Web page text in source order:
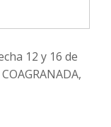
12 y 16 de